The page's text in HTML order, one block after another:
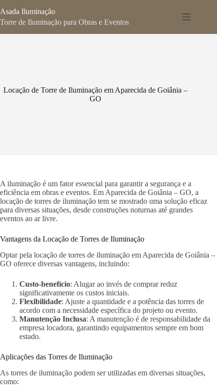
para
o
Asada Iluminação
Torre de Iluminação para Obras e Eventos
Locação de Torre de Iluminação em Aparecida de Goiânia –
GO
A iluminação é um fator essencial para garantir a segurança e a
eficiência em obras e eventos. Em Aparecida de Goiânia – GO, a
locação de torres de iluminação tem se mostrado uma solução eficaz
para diversas situações, desde construções noturnas até grandes
eventos ao ar livre.
Vantagens da Locação de Torres de Iluminação
Optar pela locação de torres de iluminação em Aparecida de Goiânia –
GO oferece diversas vantagens, incluindo:
Custo-benefício: Alugar ao invés de comprar reduz
significativamente os custos iniciais.
Flexibilidade: Ajuste a quantidade e a potência das torres de
acordo com a necessidade específica do projeto ou evento.
Manutenção Inclusa: A manutenção é de responsabilidade da
empresa locadora, garantindo equipamentos sempre em bom
estado.
Aplicações das Torres de Iluminação
As torres de iluminação podem ser utilizadas em diversas situações,
como: